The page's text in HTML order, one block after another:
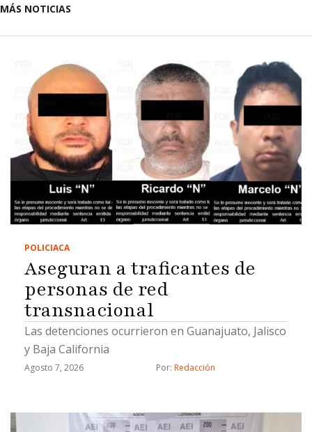
MÁS NOTICIAS
POLICIACA
Aseguran a traficantes de
personas de red
transnacional
Las detenciones ocurrieron en Guanajuato, Jalisco
y Baja California
Agosto 7, 2026 Por: Redacción